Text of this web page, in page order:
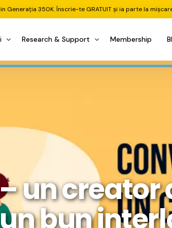
Generația 350K. Înscrie-te GRATUIT și ia parte la
& Execuție
Acțiuni
Tracking
Mecanice
EA MT5
Research & Support
Q&A LIVE
Comunitate Premium
Chat & Suport Mentor
1 la 1 Mentor
Membership
un creator
bun